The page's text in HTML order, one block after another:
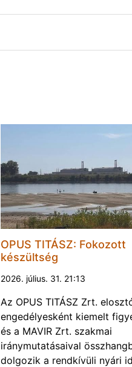
OPUS TITÁSZ: Fokozott
készültség
2026. július. 31. 21:13
Az OPUS TITÁSZ Zrt.
engedélyesként kiemelt
és a MAVIR Zrt. szakmai
iránymutatásaival
dolgozik a rendkívüli nyári